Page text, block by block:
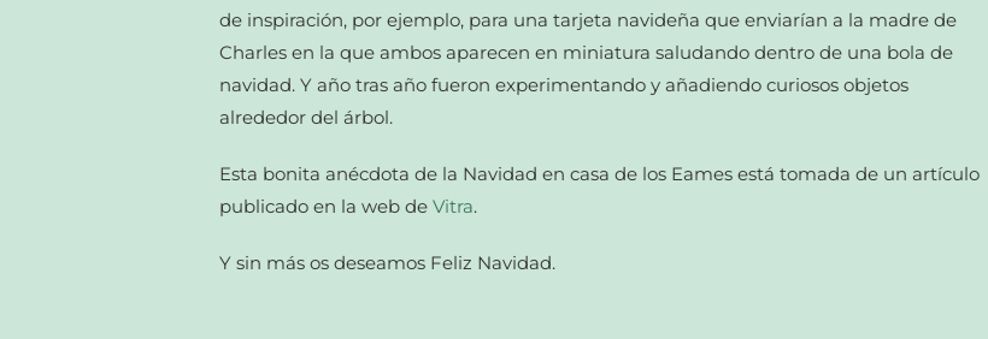
de inspiración, por ejemplo, para una tarjeta navideña que enviarían a la madre de
Charles en la que ambos aparecen en miniatura saludando dentro de una bola de
navidad. Y año tras año fueron experimentando y añadiendo curiosos objetos
alrededor del árbol.
Esta bonita anécdota de la Navidad en casa de los Eames está tomada de un artículo
publicado en la web de Vitra.
Y sin más os deseamos Feliz Navidad.